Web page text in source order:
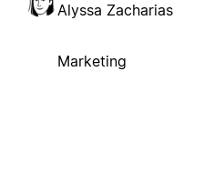
Alyssa Zacharias
Marketing